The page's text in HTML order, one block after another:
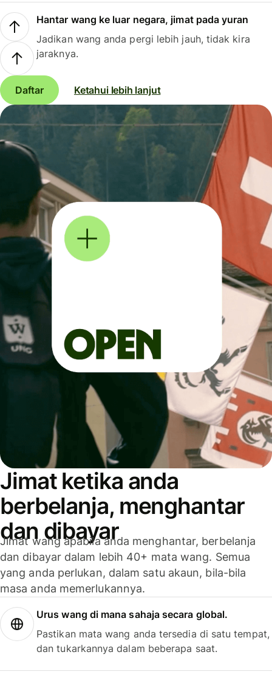
Hantar wang ke luar negara, jimat pada yuran
Jadikan wang anda pergi lebih jauh, tidak kira
jaraknya.
Daftar Ketahui lebih lanjut
Jimat ketika anda
berbelanja, menghantar
dan dibayar
Jimat wang apabila anda menghantar, berbelanja
dan dibayar dalam lebih 40+ mata wang. Semua
yang anda perlukan, dalam satu akaun, bila-bila
masa anda memerlukannya.
Urus wang di mana sahaja secara global.
Pastikan mata wang anda tersedia di satu tempat,
dan tukarkannya dalam beberapa saat.